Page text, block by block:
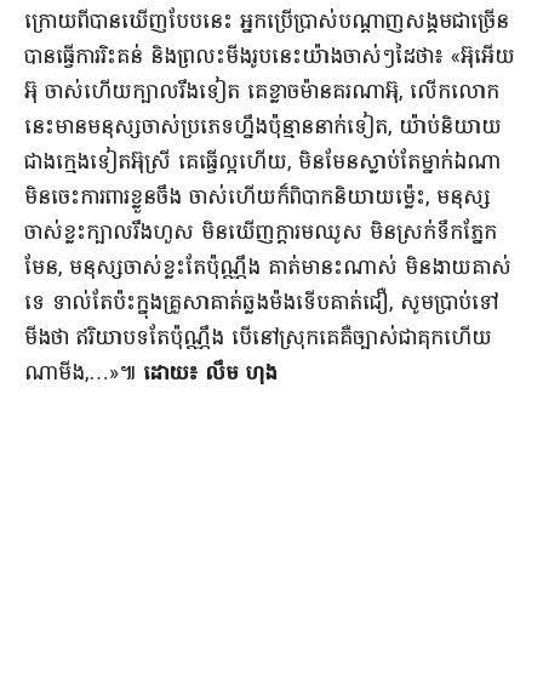
​ក្រោយពី​បានឃើញ​បែបនេះ អ្នកប្រើប្រាស់​បណ្តាញ​សង្គម​ជាច្រើន​
បានធ្វើ​ការរិះគន់ និង​ព្រលះ​មីង​រូបនេះ​យ៉ាង​ចាស់ៗ​ដៃ​ថា​៖ «​អ៊ុ​អើយ​
អ៊ុ ចាស់​ហើយ​ក្បាលរឹង​ទៀត គេ​ខ្លាច​ម៉ា​នគរ​ណា​អ៊ុ​, លើក​លោក​
នេះ​មាន​មនុស្ស​ចាស់​ប្រភេទ​ហ្នឹង​ប៉ុន្មាន​នាក់​ទៀត​, យ៉ាប់​និយាយ​
ជាង​ក្មេង​ទៀត​អ៊ុ​ស្រី គេ​ធ្វើ​ល្អ​ហើយ​, មិនមែន​ស្លាប់​តែ​ម្នាក់​ឯណា
មិនចេះ​ការពារ​ខ្លួន​ចឹ​ង ចាស់​ហើយក៏​ពិបាក​និយាយ​ម្ល៉េះ​, មនុស្ស​
ចាស់​ខ្លះ​ក្បាលរឹង​ហួស មិនឃើញ​ក្តារ​មឈូស មិន​ស្រក់​ទឹកភ្នែក​
មែន​, មនុស្ស​ចាស់​ខ្លះ​តែ​ប៉ុណ្ណឹង គាត់​មានះ​ណាស់ មិន​ងាយ​គាស់​
ទេ ទាល់តែ​ប៉ះ​ក្នុង​គ្រួសា​គាត់​ឆ្លង​ម៉​ង​ទើប​គាត់​ជឿ​, សូម​ប្រាប់​ទៅ​
មីង​ថា ឥរិយាបទ​តែ​ប៉ុណ្ណឹង បើ​នៅ​ស្រុក​គេ​គឺ​ច្បាស់​ជា​គុក​ហើយ​
ណា​មីង​,…»៕ ដោយ​៖ លឹម ហុង​